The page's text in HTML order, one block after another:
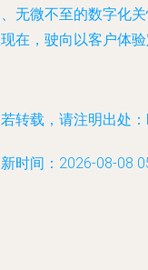
无微不至的数字化
在，驶向以客户体验
转载，请注明出处
时间：2026-08-08